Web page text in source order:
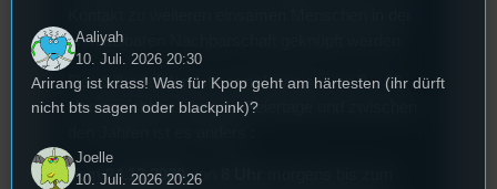
unmittelbaren Nachbarschaft geknüpft werden.
Das Silbertelefon ist normalerweise von 8 – 22
Uhr erreichbar. Über die Feiertage und zwischen
Vom24.12.2020von
Aaliyah
10. Juli. 2026 20:30
Arirang ist krass! Was für Kpop geht am härtesten (ihr dürft
nicht bts sagen oder blackpink)?
Joelle
10. Juli. 2026 20:26